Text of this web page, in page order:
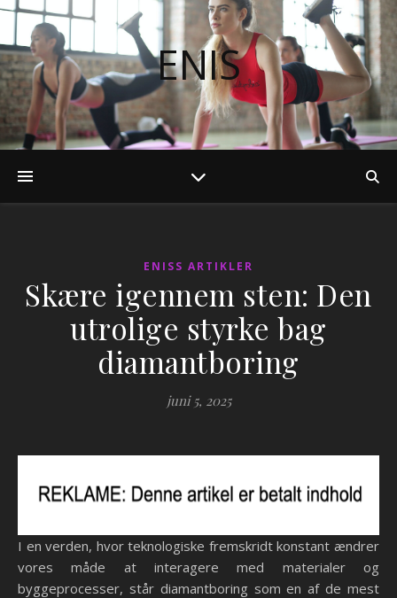
ENIS
ENISS ARTIKLER
Skære igennem sten: Den
utrolige styrke bag
diamantboring
juni 5, 2025
I en verden, hvor teknologiske fremskridt konstant ændrer
vores måde at interagere med materialer og
byggeprocesser, står diamantboring som en af de mest